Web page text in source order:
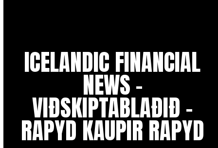
ICELANDIC FINANCIAL
NEWS –
VIÐSKIPTABLAÐIÐ –
RAPYD KAUPIR RAPYD